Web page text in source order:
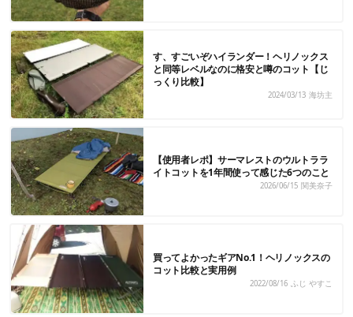
す、すごいぞハイランダー！ヘリノックス
と同等レベルなのに格安と噂のコット【じ
っくり比較】
2024/03/13 海坊主
【使用者レポ】サーマレストのウルトララ
イトコットを1年間使って感じた6つのこと
2026/06/15 関美奈子
買ってよかったギアNo.1！ヘリノックスの
コット比較と実用例
2022/08/16 ふじ やすこ